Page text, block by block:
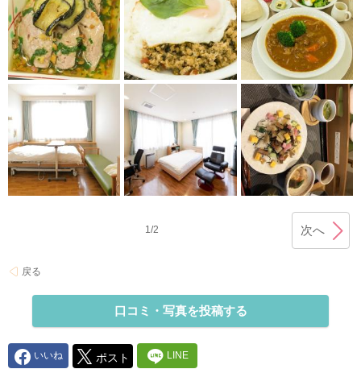
次へ
1/2
戻る
口コミ・写真を投稿する
いいね ポスト LINE